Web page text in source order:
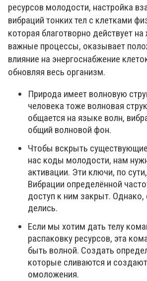
ресурсов молодости, настройка
вибраций тонких тел с клетками
которая благотворно действует
важные процессы, оказывает
влияние на энергоснабжение
обновляя весь организм.
Природа имеет волновую
человека тоже волновая
общается на языке волн,
общий волновой фон.
Чтобы вскрыть
нас коды молодости, нам
активации. Эти ключи, по
Вибрации определённой
доступ к ним закрыт. Однако,
делись.
Если мы хотим дать телу
распаковку ресурсов, эта
быть волной. Создать
которые сливаются и
омоложения.